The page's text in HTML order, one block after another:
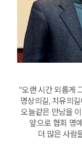
"오랜 시간 외롭게
명상의길, 치유의
오늘같은 만남을
앞으로 협회 명
더 많은 사람